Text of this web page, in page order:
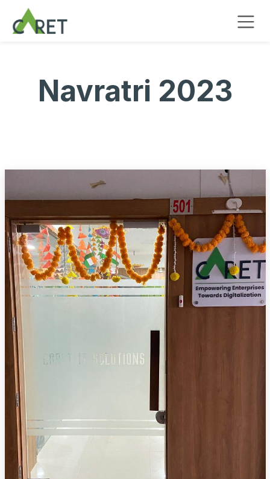
Se rendre au contenu
Navratri 2023